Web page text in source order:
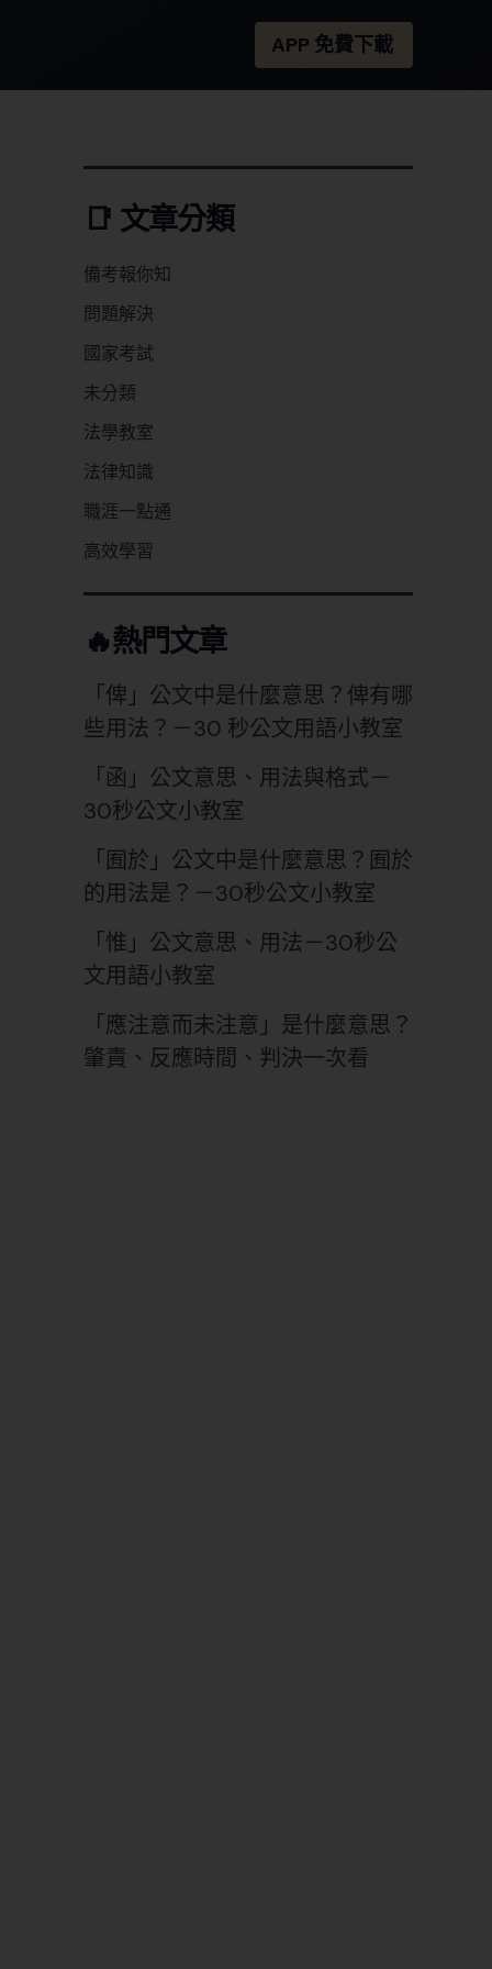
APP 免費下載
📑 文章分類
備考報你知
問題解決
國家考試
未分類
法學教室
法律知識
職涯一點通
高效學習
🔥熱門文章
「俾」公文中是什麼意思？俾有哪
些用法？－30 秒公文用語小教室
「函」公文意思、用法與格式－
30秒公文小教室
「囿於」公文中是什麼意思？囿於
的用法是？－30秒公文小教室
「惟」公文意思、用法－30秒公
文用語小教室
「應注意而未注意」是什麼意思？
肇責、反應時間、判決一次看